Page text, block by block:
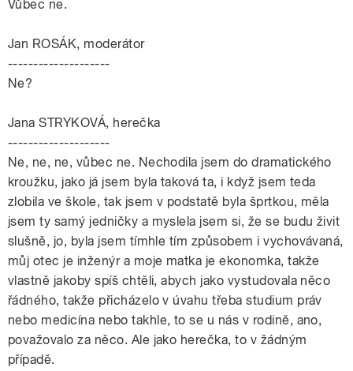
Vůbec ne.
Jan ROSÁK, moderátor
--------------------
Ne?
Jana STRYKOVÁ, herečka
--------------------
Ne, ne, ne, vůbec ne. Nechodila jsem do dramatického
kroužku, jako já jsem byla taková ta, i když jsem teda
zlobila ve škole, tak jsem v podstatě byla šprtkou, měla
jsem ty samý jedničky a myslela jsem si, že se budu živit
slušně, jo, byla jsem tímhle tím způsobem i vychovávaná,
můj otec je inženýr a moje matka je ekonomka, takže
vlastně jakoby spíš chtěli, abych jako vystudovala něco
řádného, takže přicházelo v úvahu třeba studium práv
nebo medicína nebo takhle, to se u nás v rodině, ano,
považovalo za něco. Ale jako herečka, to v žádným
případě.